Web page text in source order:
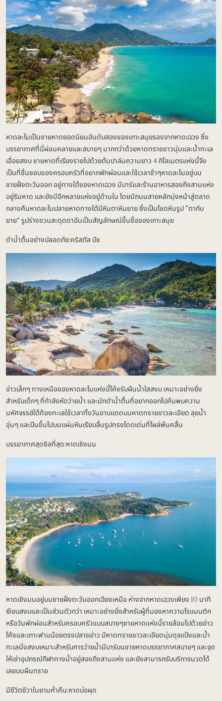
หาดละไมเป็นชายหาดยอดนิยมอันดับสองของเกาะสมุยรองจากหาดเฉวง ซึ่ง
บรรยากาศที่นี่ผ่อนคลายและสบายๆ มากกว่าด้วยหาดทรายขาวนุ่มและน้ำทะเล
เอื่อยสงบ ชายหาดที่เรียงรายไปด้วยต้นปาล์มความยาว 4 กิโลเมตรแห่งนี้จึง
เป็นที่ชื่นชอบของครอบครัวที่อยากพักผ่อนและใช้เวลาช้าๆหาดละไมอยู่บน
ชายฝั่งตะวันออก อยู่ทางใต้ของหาดเฉวง มีบาร์และร้านอาหารสองถึงสามแห่ง
อยู่ริมหาด และยังมีอีกหลายแห่งอยู่ด้านใน โดยมีถนนสายหลักมุ่งหน้าสู่ตลาด
กลางคืนหาดละไมปลายหาดทางใต้มีหินตาหินยาย ซึ่งเป็นโขดหินรูป “ตากับ
ยาย” รูปร่างชวนสะดุดตาอันเป็นสัญลักษณ์ขึ้นชื่อของเกาะสมุย
ดำน้ำตื้นอย่างปลอดภัย:คริสตัล บีช
อ่าวเล็กๆ ทางเหนือของหาดละไมแห่งนี้โค้งรับผืนน้ำใสสงบ เหมาะอย่างยิ่ง
สำหรับเด็กๆ ที่กำลังหัดว่ายน้ำ และนักดำน้ำตื้นที่อยากออกไปค้นพบความ
มหัศจรรย์ใต้ท้องทะเลใช้เวลาทั้งวันอาบแดดบนหาดทรายขาวละเอียด ลุยน้ำ
อุ่นๆ และปีนขึ้นไปบนแผ่นหินเรียบลื่นรูปทรงโดดเด่นที่โผล่พ้นคลื่น
บรรยากาศสุดชิลที่สุด:หาดเชิงมน
หาดเชิงมนอยู่บนชายฝั่งตะวันออกเฉียงเหนือ ห่างจากหาดเฉวงเพียง 10 นาที
เงียบสงบและเป็นส่วนตัวกว่า เหมาะอย่างยิ่งสำหรับผู้ที่มองหาความโรแมนติก
หรือวันพักผ่อนสำหรับครอบครัวแบบสบายๆชายหาดแห่งนี้รายล้อมไปด้วยอ่าว
โค้งและเกาะฟานน้อยตรงปลายอ่าว มีหาดทรายขาวละเอียดนุ่มดุจแป้งและน้ำ
ทะเลนิ่งสงบเหมาะสำหรับการว่ายน้ำมีบาร์บนชายหาดบรรยากาศสบายๆ และจุด
ให้เช่าอุปกรณ์กีฬาทางน้ำอยู่สองถึงสามแห่ง และยังสามารถรับบริการนวดได้
เลยบนผืนทราย
มีชีวิตชีวาในยามค่ำคืน:หาดบ่อผุด